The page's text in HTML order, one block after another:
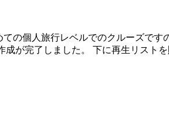
の個人旅行レベルでのクルーズです
が完了しました。 下に再生リストを